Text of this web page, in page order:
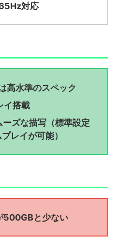
対応
高水準のスペック
イ搭載
ズな描写（標準設定
レイが可能）
500GBと少ない